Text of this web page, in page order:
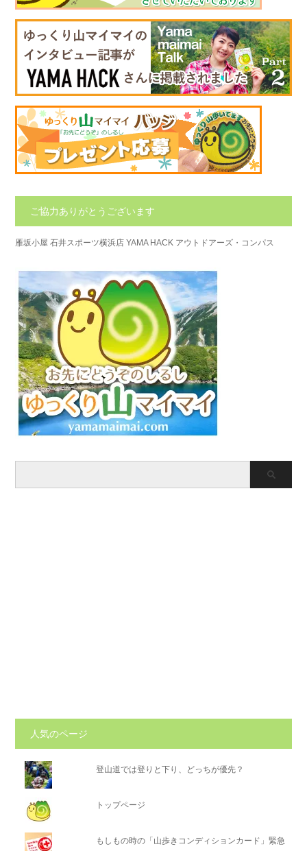
ご協力ありがとうございます
雁坂小屋 石井スポーツ横浜店 YAMA HACK アウトドアーズ・コンパス
人気のページ
登山道では登りと下り、どっちが優先？
トップページ
もしもの時の「山歩きコンディションカード」緊急